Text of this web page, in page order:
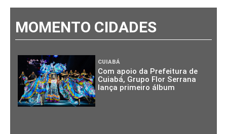
MOMENTO CIDADES
CUIABÁ
Com apoio da Prefeitura de
Cuiabá, Grupo Flor Serrana
lança primeiro álbum